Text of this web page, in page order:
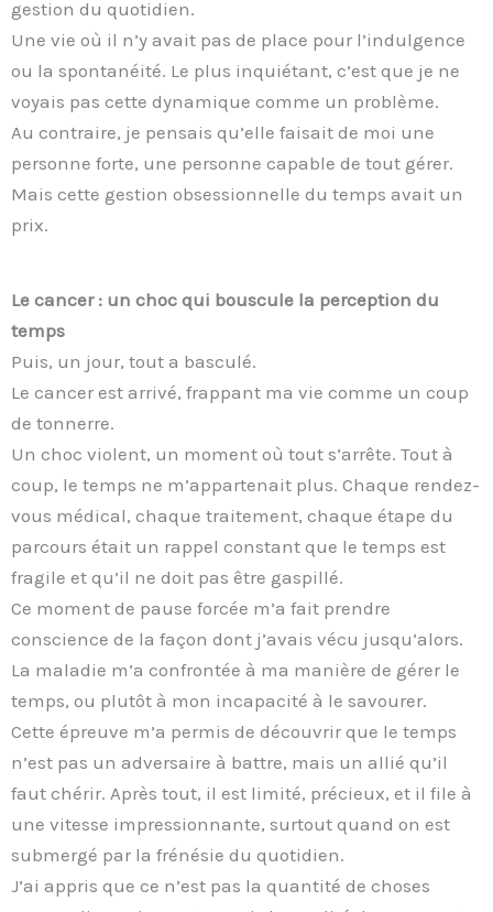
gestion du quotidien.
Une vie où il n’y avait pas de place pour l’indulgence
ou la spontanéité. Le plus inquiétant, c’est que je ne
voyais pas cette dynamique comme un problème.
Au contraire, je pensais qu’elle faisait de moi une
personne forte, une personne capable de tout gérer.
Mais cette gestion obsessionnelle du temps avait un
prix.
Le cancer : un choc qui bouscule la perception du
temps
Puis, un jour, tout a basculé.
Le cancer est arrivé, frappant ma vie comme un coup
de tonnerre.
Un choc violent, un moment où tout s’arrête. Tout à
coup, le temps ne m’appartenait plus. Chaque rendez-
vous médical, chaque traitement, chaque étape du
parcours était un rappel constant que le temps est
fragile et qu’il ne doit pas être gaspillé.
Ce moment de pause forcée m’a fait prendre
conscience de la façon dont j’avais vécu jusqu’alors.
La maladie m’a confrontée à ma manière de gérer le
temps, ou plutôt à mon incapacité à le savourer.
Cette épreuve m’a permis de découvrir que le temps
n’est pas un adversaire à battre, mais un allié qu’il
faut chérir. Après tout, il est limité, précieux, et il file à
une vitesse impressionnante, surtout quand on est
submergé par la frénésie du quotidien.
J’ai appris que ce n’est pas la quantité de choses